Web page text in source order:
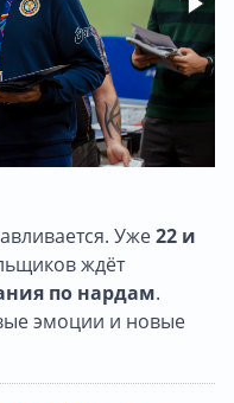
Уже22 и
ждёт
по нардам.
эмоции и новые